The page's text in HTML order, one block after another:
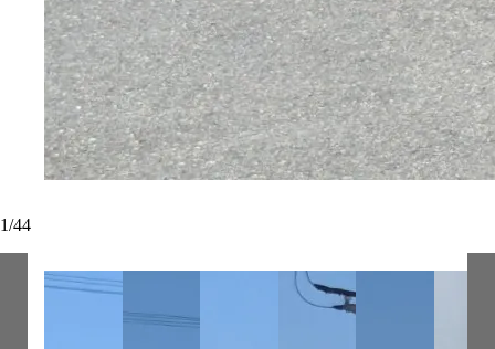
1/44